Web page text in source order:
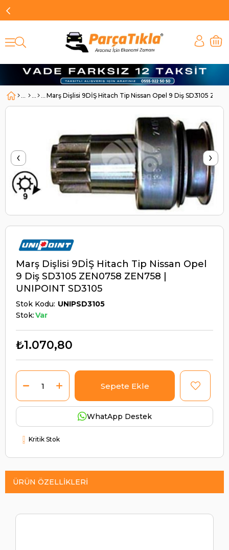
Marş Dişlisi 9DİŞ Hitach Tip Nissan Opel 9 Diş SD3105
‹ ›
Marş Dişlisi 9DİŞ Hitach Tip Nissan Opel
9 Diş SD3105 ZEN0758 ZEN758 |
UNIPOINT SD3105
Stok Kodu UNIPSD3105
Stok:Var
₺1.070,80
WhatApp Destek
Kritik Stok
ÜRÜN ÖZELLIKLERI